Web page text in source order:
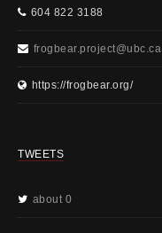
604 822 3188
frogbear.project@ubc.ca
https://frogbear.org/
TWEETS
about 0